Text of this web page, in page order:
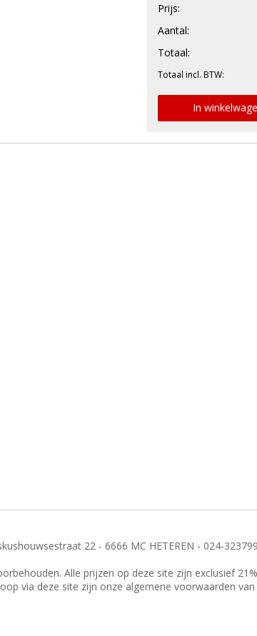
Prijs:
Aantal:
Totaal:
Totaal incl. BTW:
In
22 - 6666 MC HETEREN - 024-
Alle prijzen op deze site zijn exclusief
via deze site zijn onze algemene voorwaarden